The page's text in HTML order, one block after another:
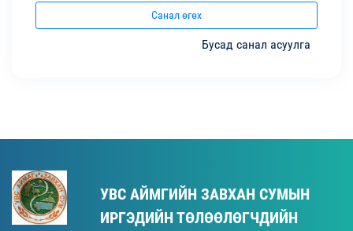
Санал өгөх
Бусад санал асуулга
УВС АЙМГИЙН ЗАВХАН СУМЫН
ИРГЭДИЙН ТӨЛӨӨЛӨГЧДИЙН